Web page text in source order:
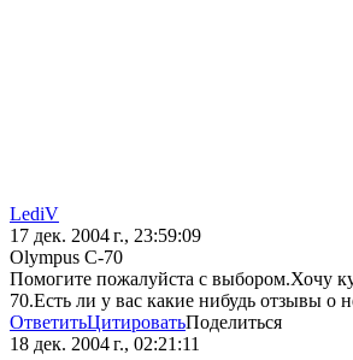
LediV
17 дек. 2004 г., 23:59:09
Olympus C-70
Помогите пожалуйста с выбором.Хочу
70.Есть ли у вас какие нибудь отзывы о
ОтветитьЦитироватьПоделиться
18 дек. 2004 г., 02:21:11